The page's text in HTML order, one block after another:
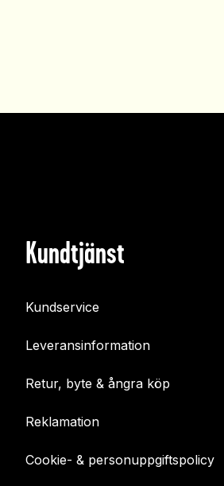
Kundtjänst
Kundservice
Leveransinformation
Retur, byte & ångra köp
Reklamation
Cookie- & personuppgiftspolicy